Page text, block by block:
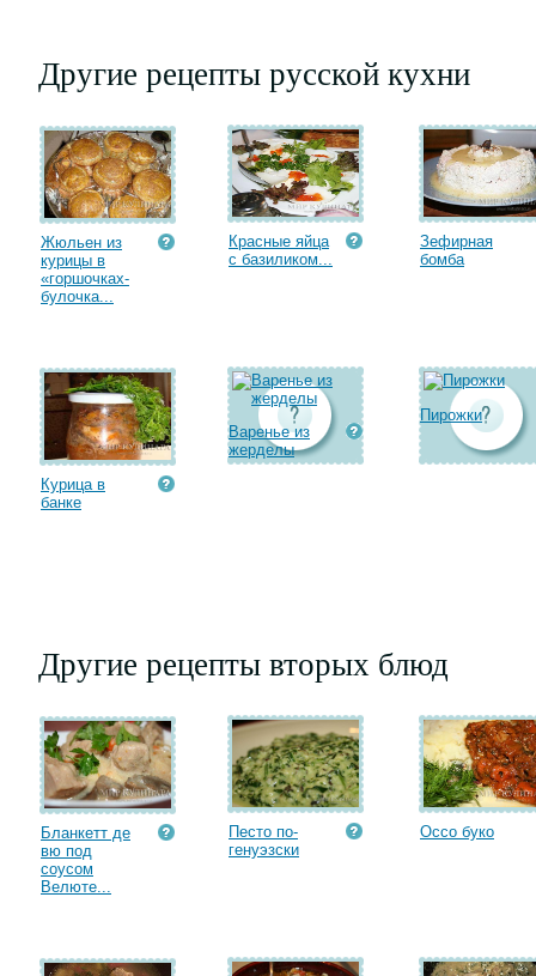
Другие рецепты русской кухни
Жюльен из
курицы в
«горшочках-
булочка...
Красные яйца
с базиликом...
Зефирная
бомба
Курица в
банке
Варенье из
жерделы
Пирожки
Другие рецепты вторых блюд
Бланкетт де
вю под
соусом
Велюте...
Песто по-
генуэзски
Оссо буко